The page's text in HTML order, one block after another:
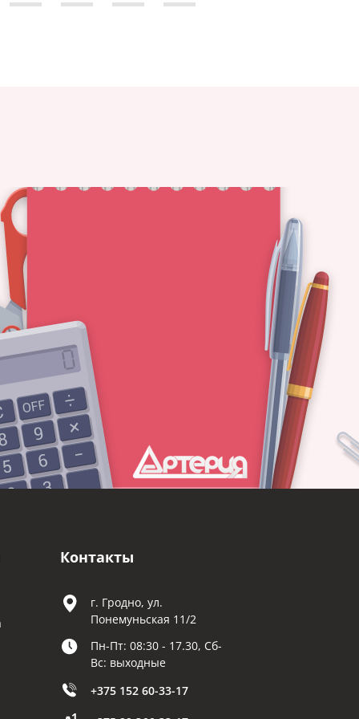
Контакты
г. Гродно, ул.
Понемуньская 11/2
Пн-Пт: 08:30 - 17.30, Сб-
Вс: выходные
+375 152 60-33-17